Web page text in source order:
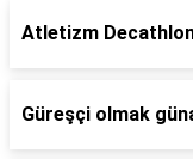
Atletizm
Güreşçi olmak